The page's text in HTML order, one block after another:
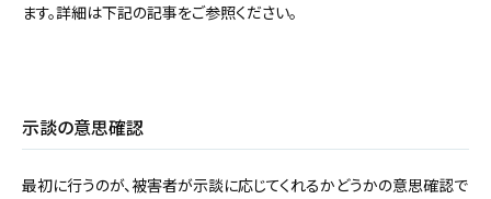
ます。詳細は下記の記事をご参照ください。
示談の意思確認
最初に行うのが、被害者が示談に応じてくれるかどうかの意思確認で